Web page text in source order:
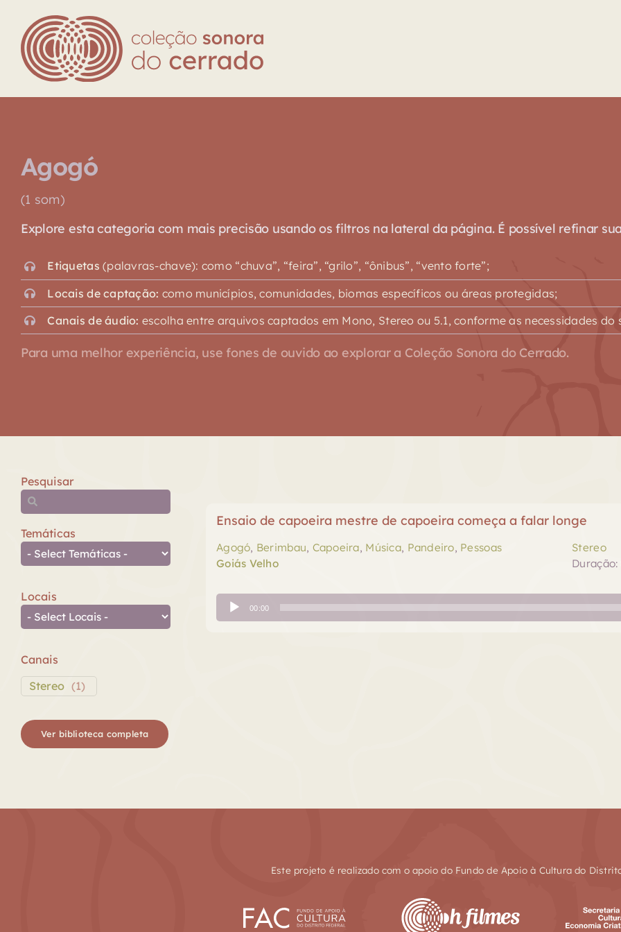
content
Agogó
(1 som)
Explore esta categoria com mais precisão usando os filtros na lateral da página. É possível refinar
Etiquetas (palavras-chave): como “chuva”, “feira”, “grilo”, “ônibus”, “vento forte”;
Locais de captação: como municípios, comunidades, biomas específicos ou áreas protegidas;
Canais de áudio: escolha entre arquivos captados em Mono, Stereo ou 5.1, conforme as necessidades do
Para uma melhor experiência, use fones de ouvido ao explorar a Coleção Sonora do Cerrado.
Pesquisar
Temáticas
Locais
Canais
Stereo (1)
Ver biblioteca completa
Ensaio de capoeira mestre de capoeira começa a falar longe
Agogó, Berimbau, Capoeira, Música, Pandeiro, Pessoas
Goiás Velho
Stereo
Duração:
Tocador
de
00:00
Este projeto é realizado com o apoio do Fundo de Apoio à Cultura do